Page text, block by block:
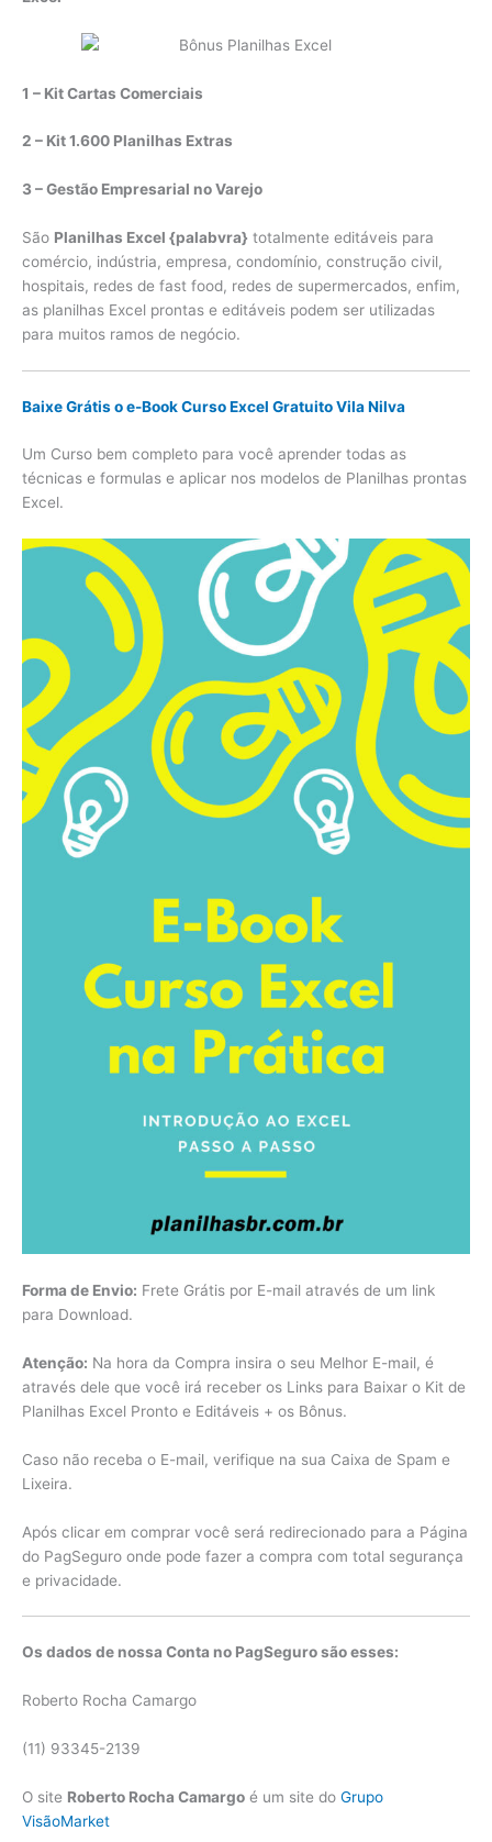
1 – Kit Cartas Comerciais
2 – Kit 1.600 Planilhas Extras
3 – Gestão Empresarial no Varejo
São Planilhas Excel {palabvra} totalmente editáveis para
comércio, indústria, empresa, condomínio, construção civil,
hospitais, redes de fast food, redes de supermercados, enfim,
as planilhas Excel prontas e editáveis podem ser utilizadas
para muitos ramos de negócio.
Baixe Grátis o e-Book Curso Excel Gratuito Vila Nilva
Um Curso bem completo para você aprender todas as
técnicas e formulas e aplicar nos modelos de Planilhas prontas
Excel.
Forma de Envio: Frete Grátis por E-mail através de um link
para Download.
Atenção: Na hora da Compra insira o seu Melhor E-mail, é
através dele que você irá receber os Links para Baixar o Kit de
Planilhas Excel Pronto e Editáveis + os Bônus.
Caso não receba o E-mail, verifique na sua Caixa de Spam e
Lixeira.
Após clicar em comprar você será redirecionado para a Página
do PagSeguro onde pode fazer a compra com total segurança
e privacidade.
Os dados de nossa Conta no PagSeguro são esses:
Roberto Rocha Camargo
(11) 93345-2139
O site Roberto Rocha Camargo é um site do Grupo
VisãoMarket